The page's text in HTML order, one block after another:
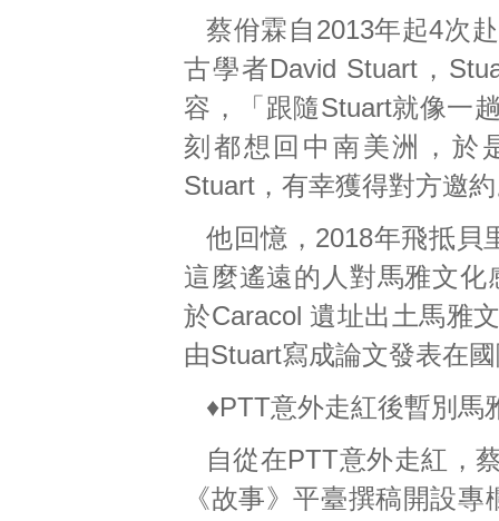
蔡佾霖自2013年起4次
古學者David Stuart，
容，「跟隨Stuart就像一
刻都想回中南美洲，於
Stuart，有幸獲得對方邀
他回憶，2018年飛抵貝
這麼遙遠的人對馬雅文化
於Caracol 遺址出土馬雅
由Stuart寫成論文發表在
♦PTT意外走紅後暫別
自從在PTT意外走紅，
《故事》平臺撰稿開設